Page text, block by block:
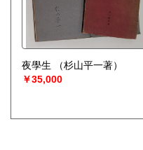
夜學生
（杉山平一著）
￥35,000